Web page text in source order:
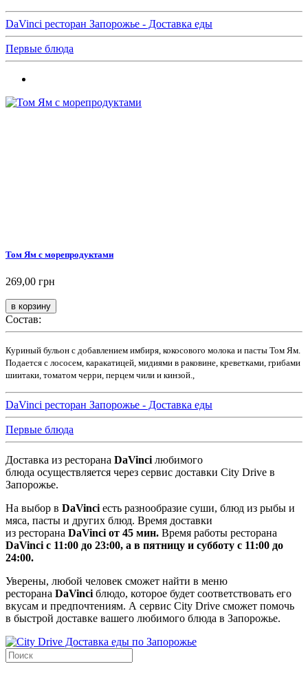
DaVinci ресторан Запорожье - Доставка еды
Первые блюда
Том Ям с морепродуктами
269,00 грн
Состав:
Куриный бульон с добавлением имбиря, кокосового молока и пасты Том Ям.
Подается с лососем, каракатицей, мидиями в раковине, креветками, грибами
шиитаки, томатом черри, перцем чили и кинзой.,
DaVinci ресторан Запорожье - Доставка еды
Первые блюда
Доставка из ресторана DaVinci любимого
блюда осуществляется через сервис доставки City Drive в
Запорожье.
На выбор в DaVinci есть разнообразие суши, блюд из рыбы и
мяса, пасты и других блюд. Время доставки
из ресторана DaVinci от 45 мин. Время работы ресторана
DaVinci с 11:00 до 23:00, а в пятницу и субботу с 11:00 до
24:00.
Уверены, любой человек сможет найти в меню
ресторана DaVinci блюдо, которое будет соответствовать его
вкусам и предпочтениям. А сервис City Drive сможет помочь
в быстрой доставке вашего любимого блюда в Запорожье.